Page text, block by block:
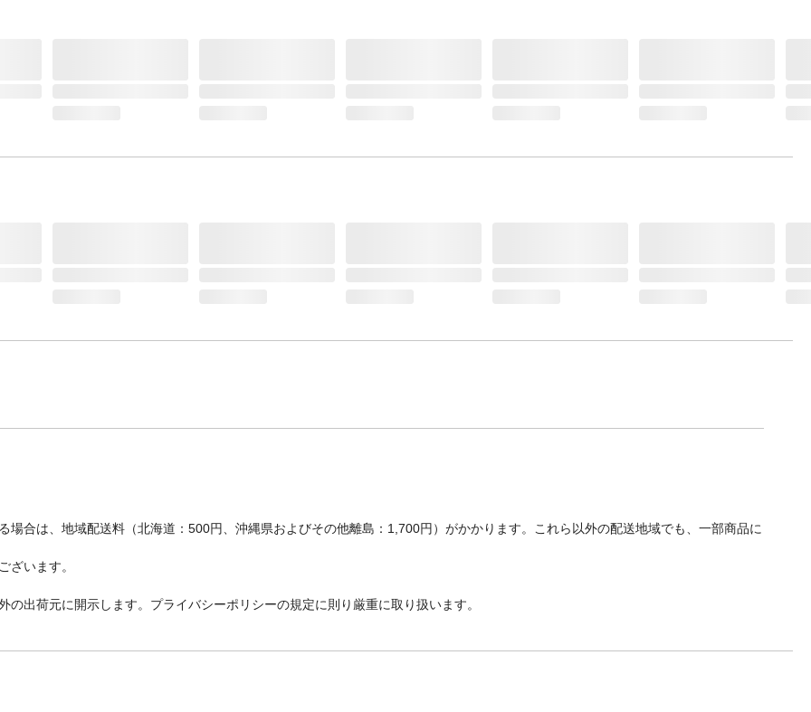
合は、地域配送料（北海道：500円、沖縄県およびその他離島：1,700円）がかかります。これら以外の配送地域でも、一部商品に
ざいます。
出荷元に開示します。プライバシーポリシーの規定に則り厳重に取り扱います。